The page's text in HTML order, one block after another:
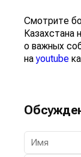
Смотрите
Казахстана
о важных
наyoutube